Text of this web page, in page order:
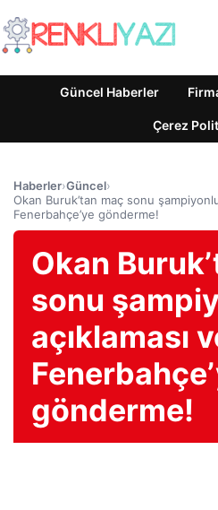
Güncel Haberler
Çerez
Haberler›Güncel›
Okan Buruk’tan maç sonu
Fenerbahçe’ye gönderme!
Okan
sonu
açıklaması
gönderme!